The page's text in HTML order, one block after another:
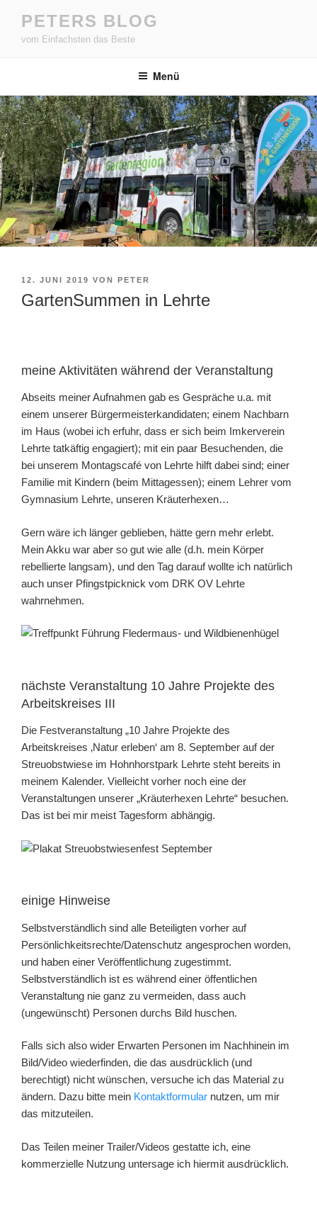
Inhalt
springen
PETERS BLOG
vom Einfachsten das Beste
Menü
VERÖFFENTLICHT
AM
12. JUNI 2019 VON PETER
GartenSummen in Lehrte
meine Aktivitäten während der Veranstaltung
Abseits meiner Aufnahmen gab es Gespräche u.a. mit
einem unserer Bürgermeisterkandidaten; einem Nachbarn
im Haus (wobei ich erfuhr, dass er sich beim Imkerverein
Lehrte tatkäftig engagiert); mit ein paar Besuchenden, die
bei unserem Montagscafé von Lehrte hilft dabei sind; einer
Familie mit Kindern (beim Mittagessen); einem Lehrer vom
Gymnasium Lehrte, unseren Kräuterhexen…
Gern wäre ich länger geblieben, hätte gern mehr erlebt.
Mein Akku war aber so gut wie alle (d.h. mein Körper
rebellierte langsam), und den Tag darauf wollte ich natürlich
auch unser Pfingstpicknick vom DRK OV Lehrte
wahrnehmen.
nächste Veranstaltung 10 Jahre Projekte des
Arbeitskreises III
Die Festveranstaltung „10 Jahre Projekte des
Arbeitskreises ‚Natur erleben‘ am 8. September auf der
Streuobstwiese im Hohnhorstpark Lehrte steht bereits in
meinem Kalender. Vielleicht vorher noch eine der
Veranstaltungen unserer „Kräuterhexen Lehrte“ besuchen.
Das ist bei mir meist Tagesform abhängig.
einige Hinweise
Selbstverständlich sind alle Beteiligten vorher auf
Persönlichkeitsrechte/Datenschutz angesprochen worden,
und haben einer Veröffentlichung zugestimmt.
Selbstverständlich ist es während einer öffentlichen
Veranstaltung nie ganz zu vermeiden, dass auch
(ungewünscht) Personen durchs Bild huschen.
Falls sich also wider Erwarten Personen im Nachhinein im
Bild/Video wiederfinden, die das ausdrücklich (und
berechtigt) nicht wünschen, versuche ich das Material zu
ändern. Dazu bitte mein Kontaktformular nutzen, um mir
das mitzuteilen.
Das Teilen meiner Trailer/Videos gestatte ich, eine
kommerzielle Nutzung untersage ich hiermit ausdrücklich.